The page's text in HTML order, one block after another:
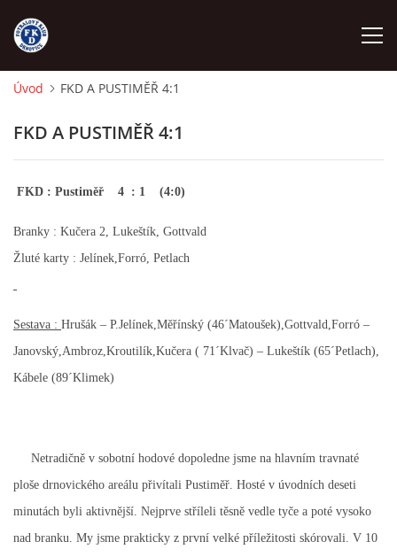
NÁBOR
STARŠÍ DOROST
STARŠÍ ŽÁCI
MLADŠÍ ŽÁCI "B"
STARŠÍ PŘÍPRAVKA R 2012 + 2013
Úvod FKD A PUSTIMĚŘ 4:1
FKD A PUSTIMĚŘ 4:1
FKD : Pustiměř 4 : 1 (4:0)
Branky : Kučera 2, Lukeštík, Gottvald
Žluté karty : Jelínek,Forró, Petlach
Sestava : Hrušák – P.Jelínek,Měřínský (46´Matoušek),Gottvald,Forró –
Janovský,Ambroz,Kroutilík,Kučera ( 71´Klvač) – Lukeštík (65´Petlach),
Kábele (89´Klimek)
Netradičně v sobotní hodové dopoledne jsme na hlavním travnaté
ploše drnovického areálu přivítali Pustiměř. Hosté v úvodních deseti
minutách byli aktivnější. Nejprve stříleli těsně vedle tyče a poté vysoko
nad branku. My jsme prakticky z první velké příležitosti skórovali. V 10